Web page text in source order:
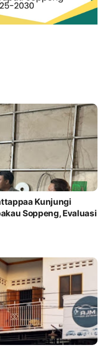
Kunjungi
Soppeng, Evaluasi